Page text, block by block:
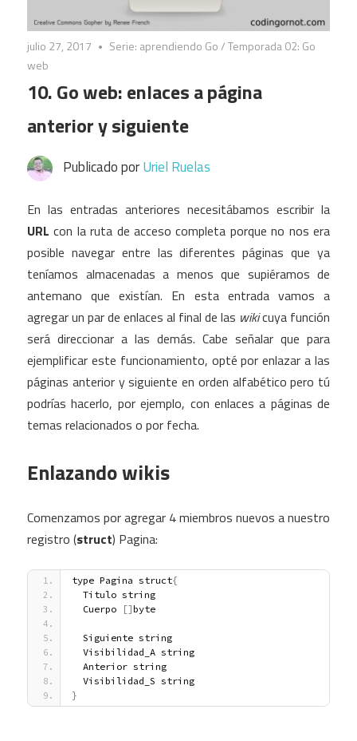
julio 27, 2017 Serie: aprendiendo Go/Temporada 02: Go
web
10. Go web: enlaces a página
anterior y siguiente
Publicado porUriel Ruelas
En las entradas anteriores necesitábamos escribir la
URL con la ruta de acceso completa porque no nos era
posible navegar entre las diferentes páginas que ya
teníamos almacenadas a menos que supiéramos de
antemano que existían. En esta entrada vamos a
agregar un par de enlaces al final de las wikicuya función
será direccionar a las demás. Cabe señalar que para
ejemplificar este funcionamiento, opté por enlazar a las
páginas anterior y siguiente en orden alfabético pero tú
podrías hacerlo, por ejemplo, con enlaces a páginas de
temas relacionados o por fecha.
Enlazando wikis
Comenzamos por agregar 4 miembros nuevos a nuestro
registro (struct) Pagina:
type Pagina struct{
  Titulo string
  Cuerpo
[]byte
  Siguiente string
  Visibilidad_A string
  Anterior string
  Visibilidad_S string
}